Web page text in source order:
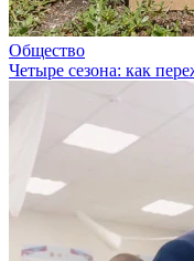
Общество
Четыре сезона: как